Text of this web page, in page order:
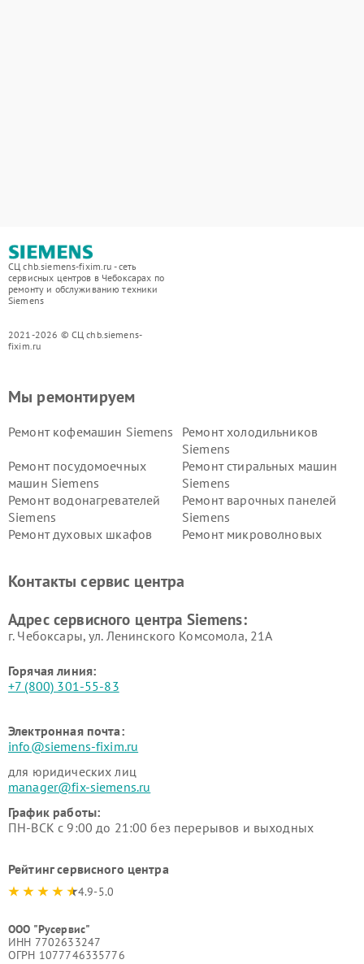
СЦ chb.siemens-fixim.ru - сеть
сервисных центров в Чебоксарах по
ремонту и обслуживанию техники
Siemens
2021-2026 © СЦ chb.siemens-
fixim.ru
Мы ремонтируем
Ремонт кофемашин Siemens
Ремонт холодильников
Siemens
Ремонт посудомоечных
машин Siemens
Ремонт стиральных машин
Siemens
Ремонт водонагревателей
Siemens
Ремонт варочных панелей
Siemens
Ремонт духовых шкафов
Ремонт микроволновых
Siemens
Siemens
Siemens
Siemens
Контакты сервис центра
Адрес сервисного центра Siemens:
г. Чебоксары, ул. Ленинского Комсомола, 21А
Горячая линия:
+7 (800) 301-55-83
Электронная почта:
info@siemens-fixim.ru
для юридических лиц
manager@fix-siemens.ru
График работы:
ПН-ВСК с 9:00 до 21:00 без перерывов и выходных
Рейтинг сервисного центра
4.9-5.0
ООО "Русервис"
ИНН 7702633247
ОГРН 1077746335776